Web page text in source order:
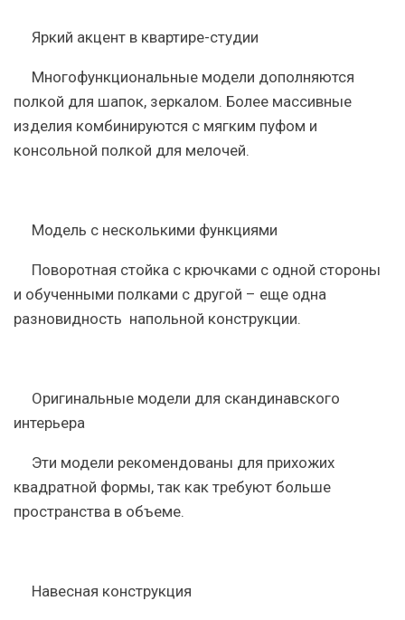
Яркий акцент в квартире-студии
Многофункциональные модели дополняются
полкой для шапок, зеркалом. Более массивные
изделия комбинируются с мягким пуфом и
консольной полкой для мелочей.
Модель с несколькими функциями
Поворотная стойка с крючками с одной стороны
и обученными полками с другой – еще одна
разновидность напольной конструкции.
Оригинальные модели для скандинавского
интерьера
Эти модели рекомендованы для прихожих
квадратной формы, так как требуют больше
пространства в объеме.
Навесная конструкция